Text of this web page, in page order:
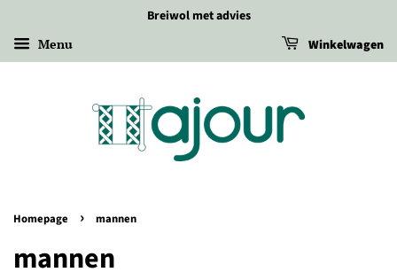
Breiwol met advies
Menu Winkelwagen
Homepage › mannen
mannen